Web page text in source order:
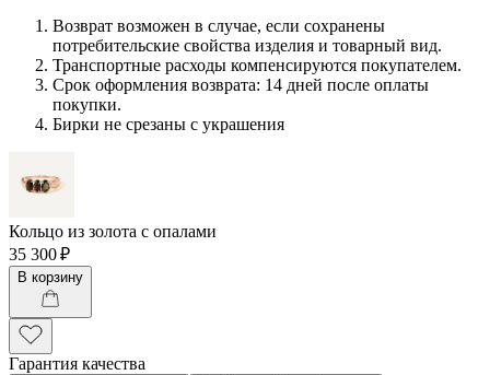
Возврат возможен в случае, если сохранены
потребительские свойства изделия и товарный вид.
Транспортные расходы компенсируются покупателем.
Срок оформления возврата: 14 дней после оплаты
покупки.
Бирки не срезаны с украшения
Кольцо из золота с опалами
35 300 ₽
В корзину
Гарантия качества